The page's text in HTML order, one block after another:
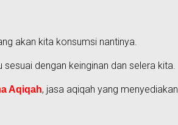
akan kita konsumsi nantinya.
dengan keinginan dan selera kita.
Aqiqah, jasa aqiqah yang menyediakan